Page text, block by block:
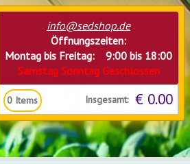
info@sedshop.de
Öffnungszeiten:
Montag bis Freitag: 9:00 bis 18:00
Samstag Sonntag Geschlossen
0 Items Insgesamt: € 0.00